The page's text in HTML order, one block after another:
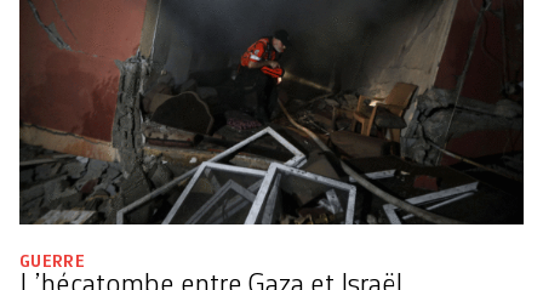
GUERRE